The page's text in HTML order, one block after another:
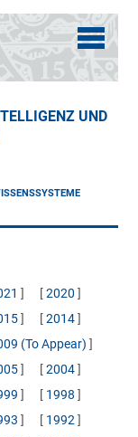
UND
] [2020 ]
] [2014]
(to Appear) ]
] [2004]
] [ 1998 ]
] [ 1992 ]